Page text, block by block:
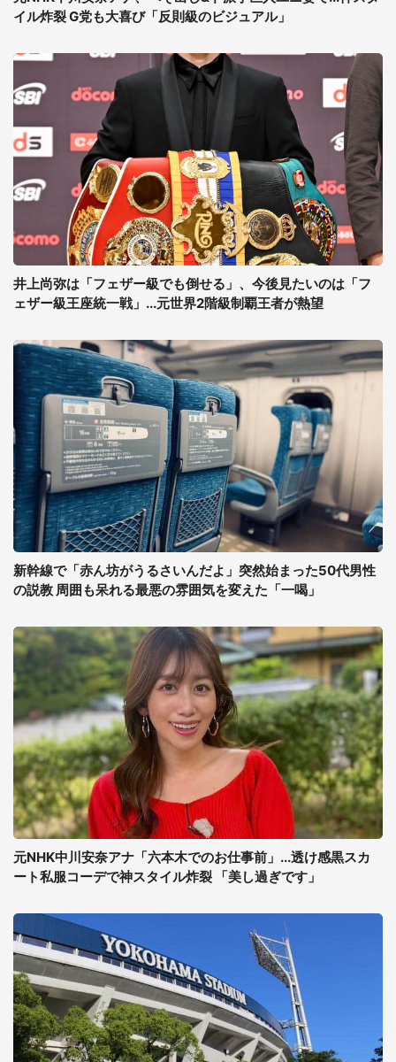
イル炸裂 G党も大喜び「反則級のビジュアル」
井上尚弥は「フェザー級でも倒せる」、今後見たいのは「フ
ェザー級王座統一戦」...元世界2階級制覇王者が熱望
新幹線で「赤ん坊がうるさいんだよ」突然始まった50代男性
の説教 周囲も呆れる最悪の雰囲気を変えた「一喝」
元NHK中川安奈アナ「六本木でのお仕事前」...透け感黒スカ
ート私服コーデで神スタイル炸裂 「美し過ぎです」